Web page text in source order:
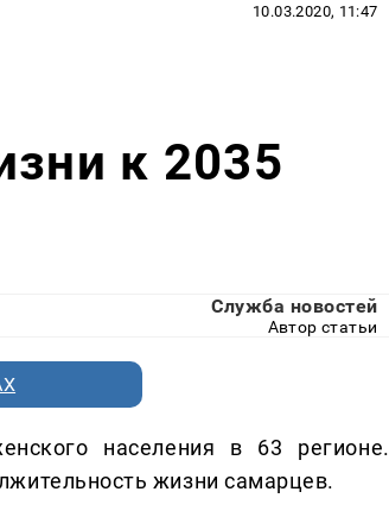
10.03.2020, 11:47
к 2035
Служба новостей
Автор статьи
населения в 63 регионе.
жизни самарцев.